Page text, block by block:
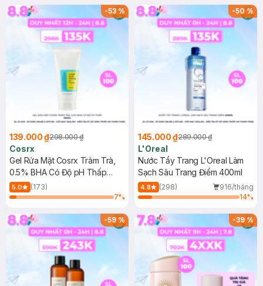
-53%
139.000 ₫298.000 ₫
Cosrx
Gel Rửa Mặt Cosrx Tràm Trà,
0.5% BHA Có Độ pH Thấp
150ml
5.0
(173)
7%
-50%
145.000 ₫289.000 ₫
L'Oreal
Nước Tẩy Trang L'Oreal Làm
Sạch Sâu Trang Điểm 400ml
4.8 (298)
916/tháng
14%
-59% -39%